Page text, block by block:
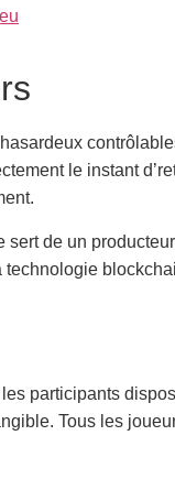
le instant
de un
participants
Tous les